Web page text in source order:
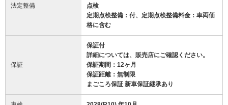
法定整備
点検
定期点検整備：付、定期点検整備料金：車両価
格に含む
保証
保証付
詳細については、販売店にご確認ください。
保証期間：12ヶ月
保証距離：無制限
まごころ保証 新車保証継承あり